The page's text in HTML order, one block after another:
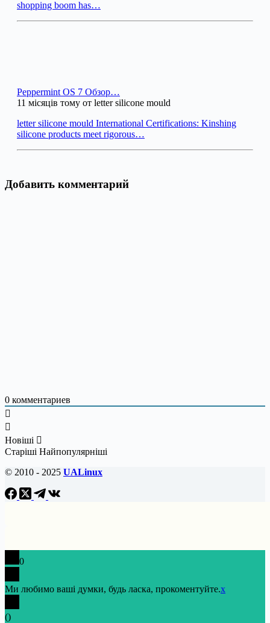
shopping boom has…
Peppermint OS 7 Обзор…
11 місяців тому от letter silicone mould
letter silicone mould International Certifications: Kinshing
silicone products meet rigorous…
Добавить комментарий
0 комментариев
Новіші
Старіші Найпопулярніші
© 2010 - 2025 UALinux
0
Ми любимо ваші думки, будь ласка, прокоментуйте.x
()